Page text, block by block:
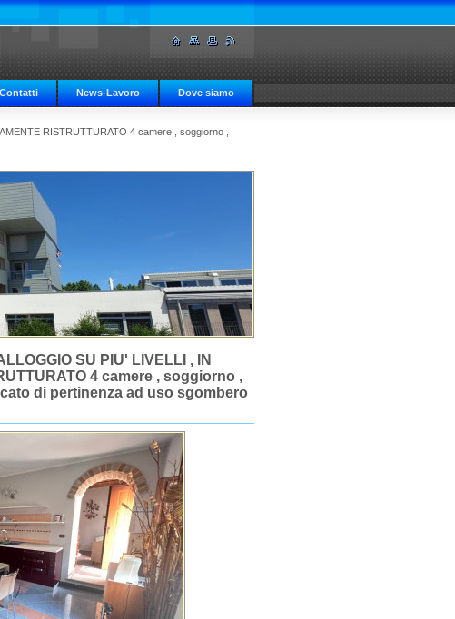
News-Lavoro Dove siamo
RISTRUTTURATO 4 camere , soggiorno ,
SU PIU' LIVELLI , IN
4 camere , soggiorno ,
di pertinenza ad uso sgombero